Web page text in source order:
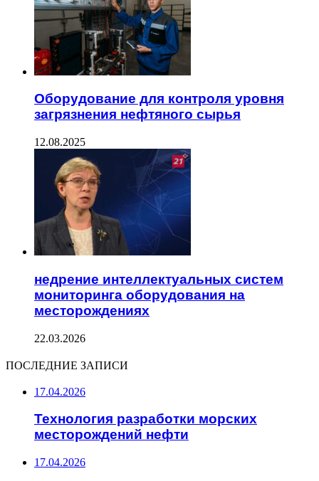
Оборудование для контроля уровня
загрязнения нефтяного сырья
12.08.2025
недрение интеллектуальных систем
мониторинга оборудования на
месторождениях
22.03.2026
ПОСЛЕДНИЕ ЗАПИСИ
17.04.2026
Технология разработки морских
месторождений нефти
17.04.2026